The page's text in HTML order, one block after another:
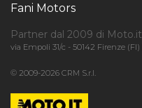
Fani Motors
Partner dal 2009 di Moto.it
via Empoli 31/c - 50142 Firenze (FI)
© 2009-2026 CRM S.r.l.